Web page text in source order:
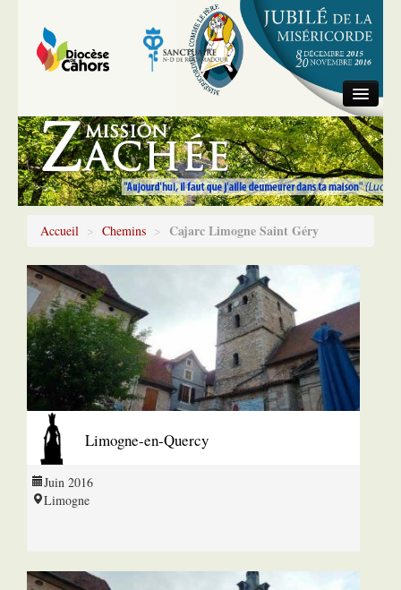
Accueil
Information générale
Chemins
Accueil > Chemins > Cajarc Limogne Saint Géry
Limogne-en-Quercy
Juin 2016
Limogne